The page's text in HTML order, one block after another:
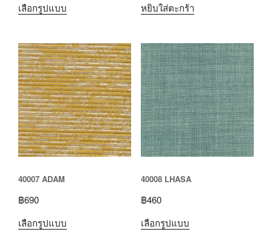
เลือกรูปแบบ
หยิบใส่ตะกร้า
40007 ADAM
฿690
เลือกรูปแบบ
40008 LHASA
฿460
เลือกรูปแบบ